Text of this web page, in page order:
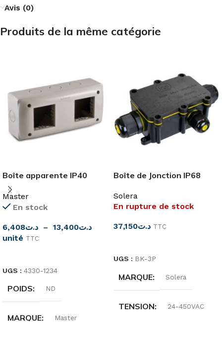
Avis (0)
Produits de la même catégorie
Boîte apparente IP40
Master
Master
En stock
د.ت6,408 – د.ت13,400
unité TTC
UGS : 4330-1234
POIDS ND
MARQUE Master
Boîte de Jonction IP68
Solera
En rupture de stock
د.ت37,150
TTC
UGS : BK-3P
MARQUE Solera
TENSION 24-450VAC